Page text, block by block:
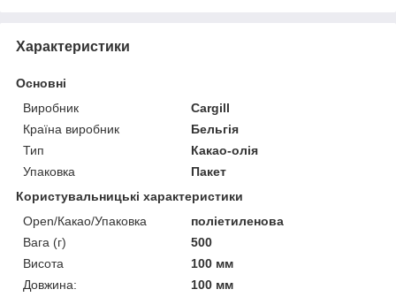
Характеристики
Основні
Виробник
Cargill
Країна виробник
Бельгія
Тип
Какао-олія
Упаковка
Пакет
Користувальницькі характеристики
Open/Какао/Упаковка
поліетиленова
Вага (г)
500
Висота
100 мм
Довжина:
100 мм